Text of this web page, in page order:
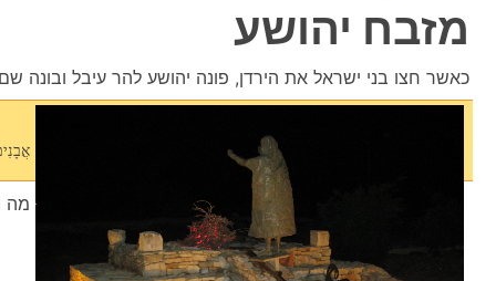
מזבח יהושע
כאשר חצו בני ישראל את הירדן, פונה יהושע להר עיבל ובונה
מה